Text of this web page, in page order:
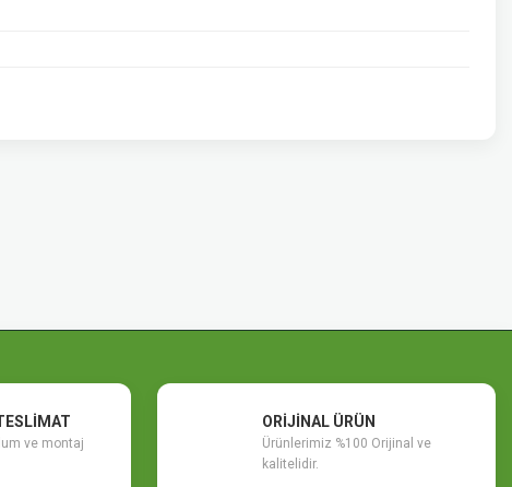
ve montaj
ORİJİNAL ÜRÜN
Ürünlerimiz %100 Orijinal ve
kalitelidir.